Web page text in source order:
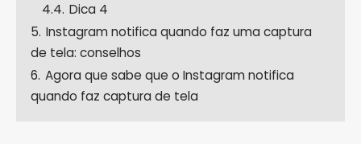
4.4. Dica 4
5. Instagram notifica quando faz uma captura
de tela: conselhos
6. Agora que sabe que o Instagram notifica
quando faz captura de tela